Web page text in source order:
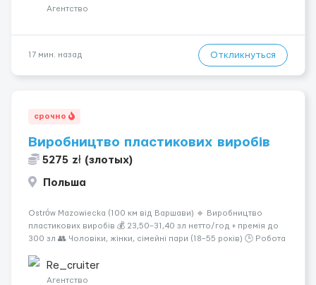
опалубки после за...
Агентство
17 мин. назад Откликнуться
срочно
Виробництво пластикових виробів
5275 zł (злотых)
Польша
Ostrów Mazowiecka (100 км від Варшави) 🔹 Виробництво
пластикових виробів 💰 23,50–31,40 зл нетто/год + премія до
300 зл 👥 Чоловіки, жінки, сімейні пари (18–55 років) 🕒 Робота
житло — 400 зл. 📦 Обов...
Re_cruiter
Агентство